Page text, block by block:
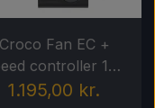
Croco Fan EC +
controller 125
mm
1.195,00 kr.